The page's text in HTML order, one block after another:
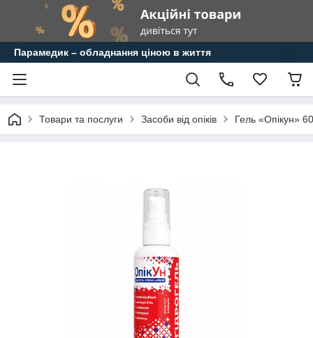
Парамедик – обладнання ціною в життя
Товари та послуги Засоби від опіків Гель «Опікун»